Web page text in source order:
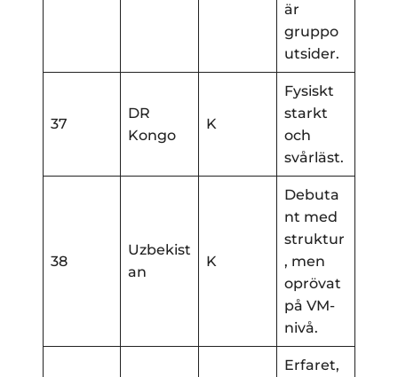
är
gruppo
utsider.
37
DR
Kongo
K
Fysiskt
starkt
och
svårläst.
38
Uzbekist
an
K
Debuta
nt med
struktur
, men
oprövat
på VM-
nivå.
Erfaret,